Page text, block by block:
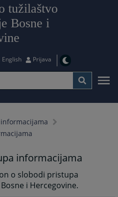
tužilaštvo
Bosne i
English Prijava
informacijama
o slobodi pristupa
i Hercegovine.